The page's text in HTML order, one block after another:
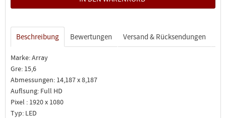
Beschreibung Bewertungen Versand & Rücksendungen
Marke: Array
Gre: 15,6
Abmessungen: 14,187 x 8,187
Auflsung: Full HD
Pixel : 1920 x 1080
Typ: LED